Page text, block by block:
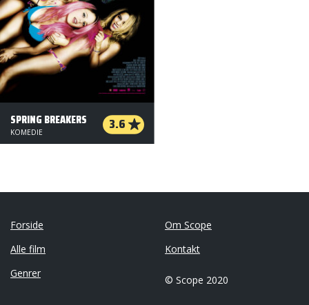
SPRING BREAKERS 3.6
KOMEDIE
Forside
Alle film
Genrer
Om Scope
Kontakt
© Scope 2020